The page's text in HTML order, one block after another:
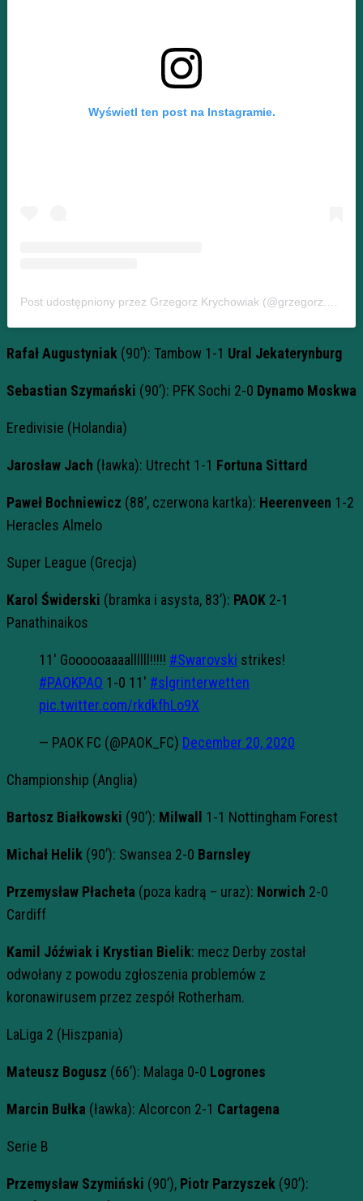
Wyświetl ten post na Instagramie.
Post udostępniony przez Grzegorz Krychowiak (@grzegorz.krychowiak)
Rafał Augustyniak (90’): Tambow 1-1 Ural Jekaterynburg
Sebastian Szymański (90’): PFK Sochi 2-0 Dynamo Moskwa
Eredivisie (Holandia)
Jarosław Jach (ławka): Utrecht 1-1 Fortuna Sittard
Paweł Bochniewicz (88’, czerwona kartka): Heerenveen 1-2
Heracles Almelo
Super League (Grecja)
Karol Świderski (bramka i asysta, 83’): PAOK 2-1
Panathinaikos
11′ Goooooaaaallllll!!!!! #Swarovski strikes!
#PAOKPAO 1-0 11′ #slgrinterwetten
pic.twitter.com/rkdkfhLo9X
— PAOK FC (@PAOK_FC) December 20, 2020
Championship (Anglia)
Bartosz Białkowski (90’): Milwall 1-1 Nottingham Forest
Michał Helik (90’): Swansea 2-0 Barnsley
Przemysław Płacheta (poza kadrą – uraz): Norwich 2-0
Cardiff
Kamil Jóźwiak i Krystian Bielik: mecz Derby został
odwołany z powodu zgłoszenia problemów z
koronawirusem przez zespół Rotherham.
LaLiga 2 (Hiszpania)
Mateusz Bogusz (66’): Malaga 0-0 Logrones
Marcin Bułka (ławka): Alcorcon 2-1 Cartagena
Serie B
Przemysław Szymiński (90’), Piotr Parzyszek (90’):